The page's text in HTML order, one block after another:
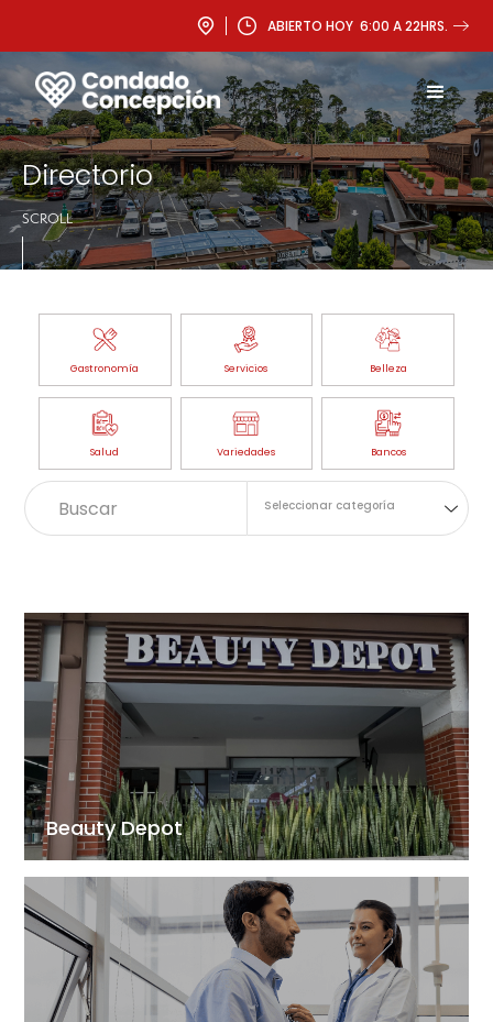
ABIERTO HOY 6:00 A 22HRS.
Directorio
SCROLL
Gastronomía Servicios Belleza
Salud Variedades Bancos
Seleccionar categoría
Beauty Depot